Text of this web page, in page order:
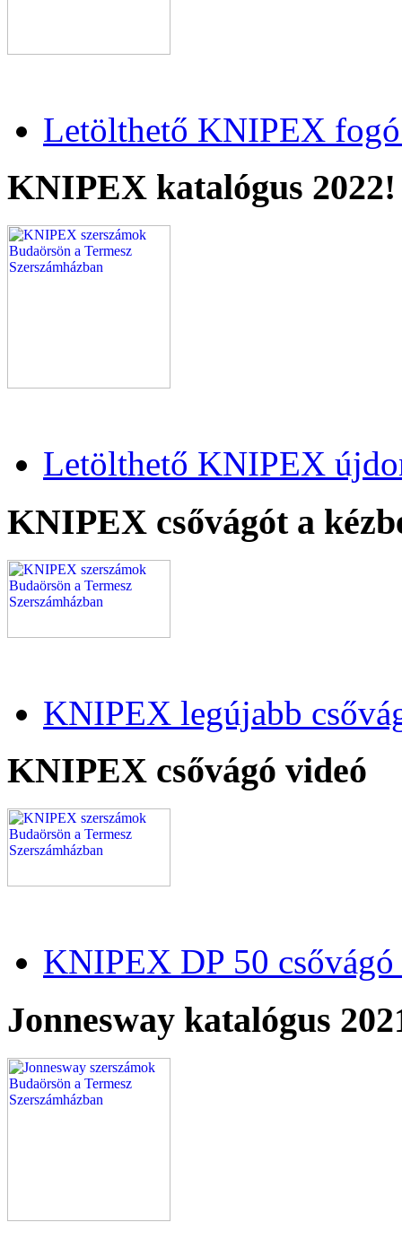
Letölthető KNIPEX fogó
KNIPEX katalógus 2022!
Letölthető KNIPEX
KNIPEX csővágót a
KNIPEX legújabb
KNIPEX csővágó videó
KNIPEX DP 50
Jonnesway katalógus